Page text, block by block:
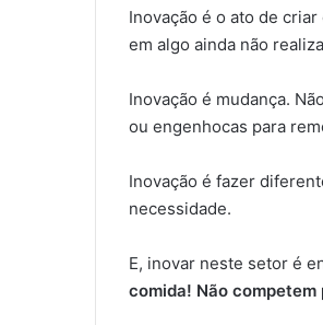
Inovação é o ato de
em algo ainda não
Inovação é mudança.
ou engenhocas para
Inovação é fazer
necessidade.
E, inovar neste setor é
comida! Não